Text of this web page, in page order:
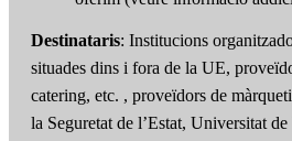
Destinataris: Institucions
situades dins i fora de la UE,
catering, etc. , proveïdors de
la Seguretat de l’Estat, Universitat de